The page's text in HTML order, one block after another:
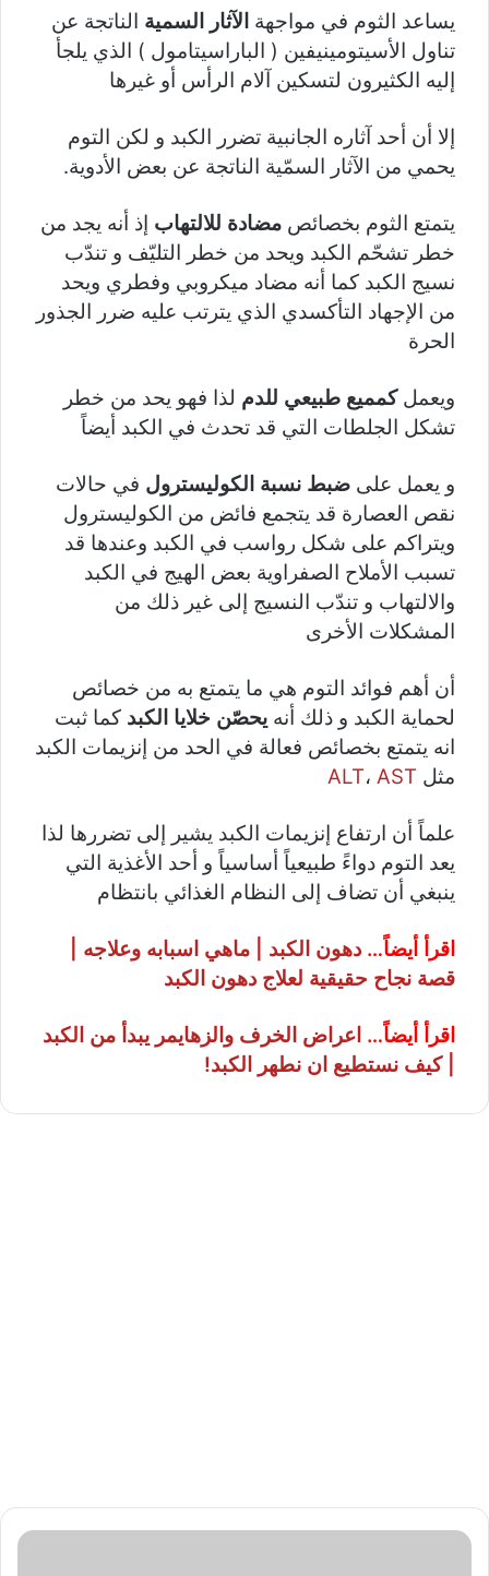
يساعد الثوم في مواجهة الآثار السمية الناتجة عن
تناول الأسيتومينيفين ( الباراسيتامول ) الذي يلجأ
إليه الكثيرون لتسكين آلام الرأس أو غيرها
إلا أن أحد آثاره الجانبية تضرر الكبد و لكن التوم
يحمي من الآثار السمّية الناتجة عن بعض الأدوية.
يتمتع الثوم بخصائص مضادة للالتهاب إذ أنه يجد من
خطر تشحّم الكبد ويحد من خطر التليّف و تندّب
نسيج الكبد كما أنه مضاد ميكروبي وفطري ويحد
من الإجهاد التأكسدي الذي يترتب عليه ضرر الجذور
الحرة
ويعملكمميع طبيعي للدم لذا فهو يحد من خطر
تشكل الجلطات التي قد تحدث في الكبد أيضاً
و يعمل على ضبط نسبة الكوليسترول في حالات
نقص العصارة قد يتجمع فائض من الكوليسترول
ويتراكم على شكل رواسب في الكبد وعندها قد
تسبب الأملاح الصفراوية بعض الهيج في الكبد
والالتهاب و تندّب النسيج إلى غير ذلك من
المشكلات الأخرى
أن أهم فوائد التوم هي ما يتمتع به من خصائص
لحماية الكبد و ذلك أنه يحصّن خلايا الكبد كما ثبت
انه يتمتع بخصائص فعالة في الحد من إنزيمات الكبد
مثل
ALT، AST
علماً أن ارتفاع إنزيمات الكبد يشير إلى تضررها لذا
يعد التوم دواءً طبيعياً أساسياً و أحد الأغذية التي
ينبغي أن تضاف إلى النظام الغذائي بانتظام
اقرأ أيضاً… دهون الكبد | ماهي اسبابه وعلاجه |
قصة نجاح حقيقية لعلاج دهون الكبد
اقرأ أيضاً… اعراض الخرف والزهايمر يبدأ من الكبد
| كيف نستطيع ان نطهر الكبد!